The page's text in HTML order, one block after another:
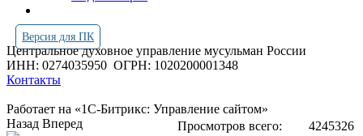
Версия для ПК
Центральное духовное управление мусульман России
ИНН: 0274035950 ОГРН: 1020200001348
Контакты
Работает на «1С-Битрикс: Управление сайтом»
Просмотров всего:
4245326
Назад Вперед